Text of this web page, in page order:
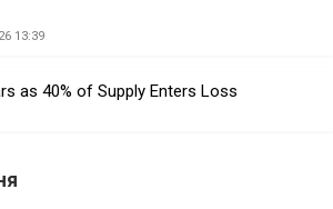
13:39
as 40% of Supply Enters Loss